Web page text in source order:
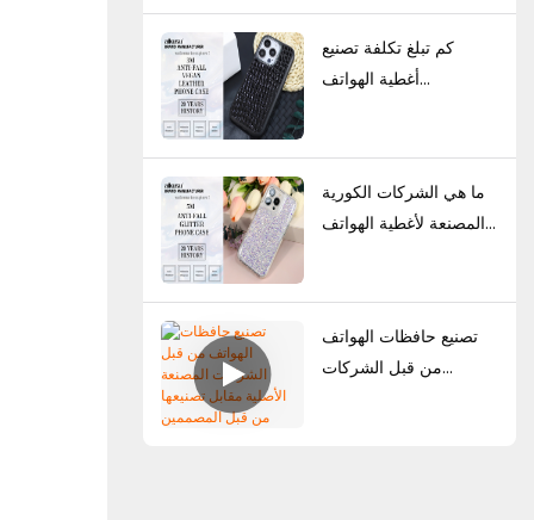
كم تبلغ تكلفة تصنيع
أغطية الهواتف
ما هي الشركات الكورية
المصنعة لأغطية الهواتف
تصنيع حافظات الهواتف
من قبل الشركات